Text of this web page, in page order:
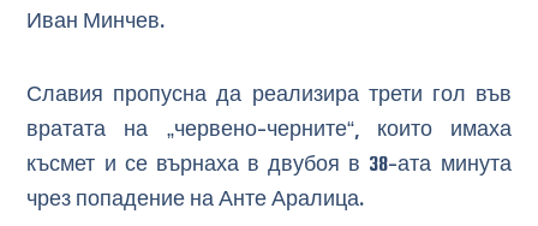
Иван Минчев.
Славия пропусна да реализира трети гол във
вратата на „червено-черните“, които имаха
късмет и се върнаха в двубоя в 38-ата минута
чрез попадение на Анте Аралица.